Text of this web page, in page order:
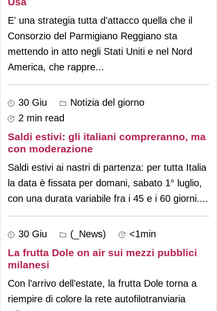
E' una strategia tutta d'attacco quella che il
Consorzio del Parmigiano Reggiano sta
mettendo in atto negli Stati Uniti e nel Nord
America, che rappre...
30 Giu
Notizia del giorno
2 min read
Saldi estivi: gli italiani compreranno, ma
con moderazione
Saldi estivi ai nastri di partenza: per tutta Italia
la data è fissata per domani, sabato 1° luglio,
con una durata variabile fra i 45 e i 60 giorni....
30 Giu (_News) <1min
La frutta Dole on air sui mezzi pubblici
milanesi
Con l’arrivo dell’estate, la frutta Dole torna a
riempire di colore la rete autofilotranviaria